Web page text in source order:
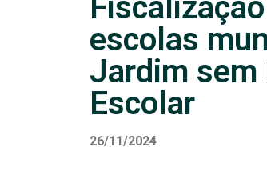
escolas
Jardim sem
Escolar
26/11/2024